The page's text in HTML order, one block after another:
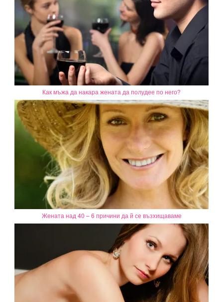
Как мъжа да накара жената да полудее по него?
Жената над 40 – 6 причини да й се възхищаваме